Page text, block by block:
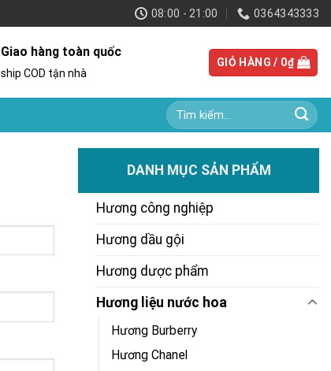
08:00 - 21:00 0364343333
Giao hàng toàn quốc
ship COD tận nhà
GIỎ HÀNG / 0₫
Tìm
kiếm:
DANH MỤC SẢN PHẨM
Hương công nghiệp
Hương dầu gội
Hương dược phẩm
Hương liệu nước hoa
Hương Burberry
Hương Chanel